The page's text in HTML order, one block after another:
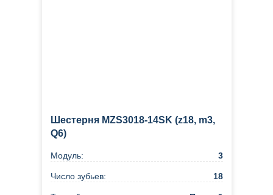
Шестерня MZS3018-14SK (z18, m3,
Q6)
Модуль: 3
Число зубьев: 18